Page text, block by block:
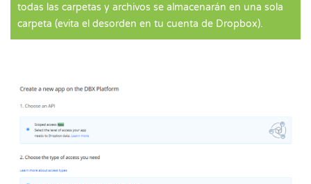
todas las carpetas y archivos se almacenarán en una sola
carpeta (evita el desorden en tu cuenta de Dropbox).